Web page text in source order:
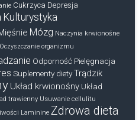
Cukrzyca Depresja
Kulturystyka
Mózg Naczynia krwionośne
Oczyszczanie organizmu
Odporność Pielęgnacja
Suplementy diety Trądzik
Układ krwionośny Układ
trawienny Usuwanie cellulitu
Laminine Zdrowa dieta